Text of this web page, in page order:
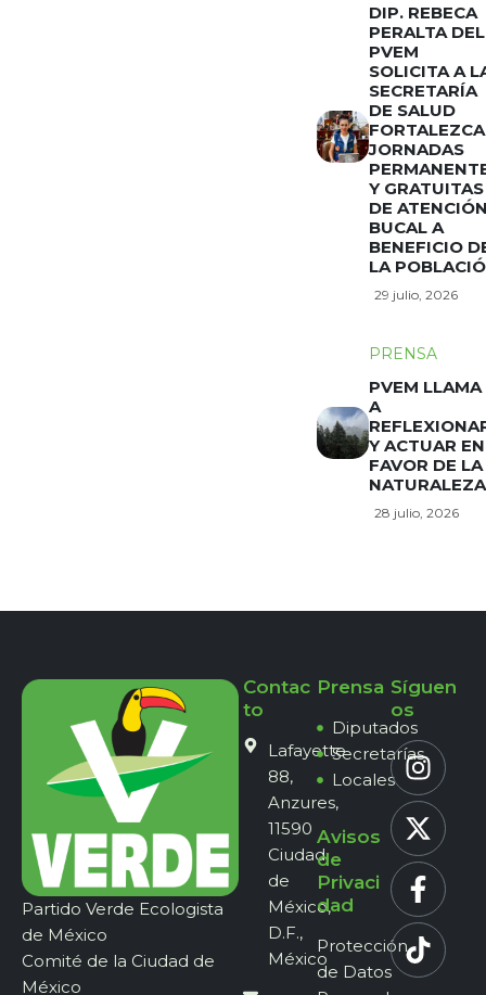
DIP. REBECA
PERALTA DEL
PVEM
SOLICITA A
SECRETARÍA
DE SALUD
FORTALEZCA
JORNADAS
Y GRATUITAS
DE
BUCAL A
BENEFICIO
LA
29 julio, 2026
PRENSA
PVEM LLAMA
A
Y ACTUAR EN
FAVOR DE LA
NATURALEZA
28 julio, 2026
Partido Verde Ecologista
de México
Comité de la Ciudad de
México
Contac
to
Lafayette
88,
Anzures,
11590
Ciudad
de
México,
D.F.,
México
Prensa
Diputados
Secretarías
Locales
Avisos
de
Privaci
dad
Protección
de Datos
Síguen
os